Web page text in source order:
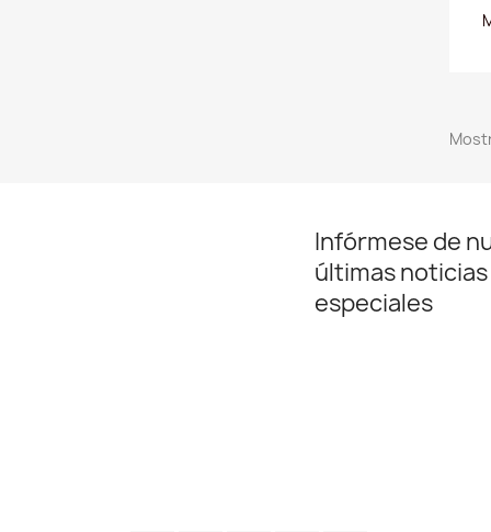
Infórmese de
últimas
especiales